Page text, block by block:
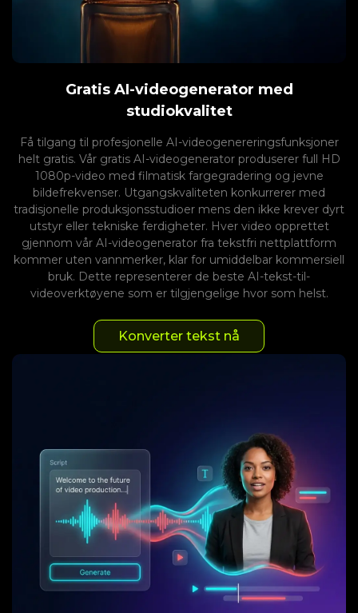
Gratis AI-videogenerator med
studiokvalitet
Få tilgang til profesjonelle AI-videogenereringsfunksjoner
helt gratis. Vår gratis AI-videogenerator produserer full HD
1080p-video med filmatisk fargegradering og jevne
bildefrekvenser. Utgangskvaliteten konkurrerer med
tradisjonelle produksjonsstudioer mens den ikke krever dyrt
utstyr eller tekniske ferdigheter. Hver video opprettet
gjennom vår AI-videogenerator fra tekstfri nettplattform
kommer uten vannmerker, klar for umiddelbar kommersiell
bruk. Dette representerer de beste AI-tekst-til-
videoverktøyene som er tilgjengelige hvor som helst.
Konverter tekst nå